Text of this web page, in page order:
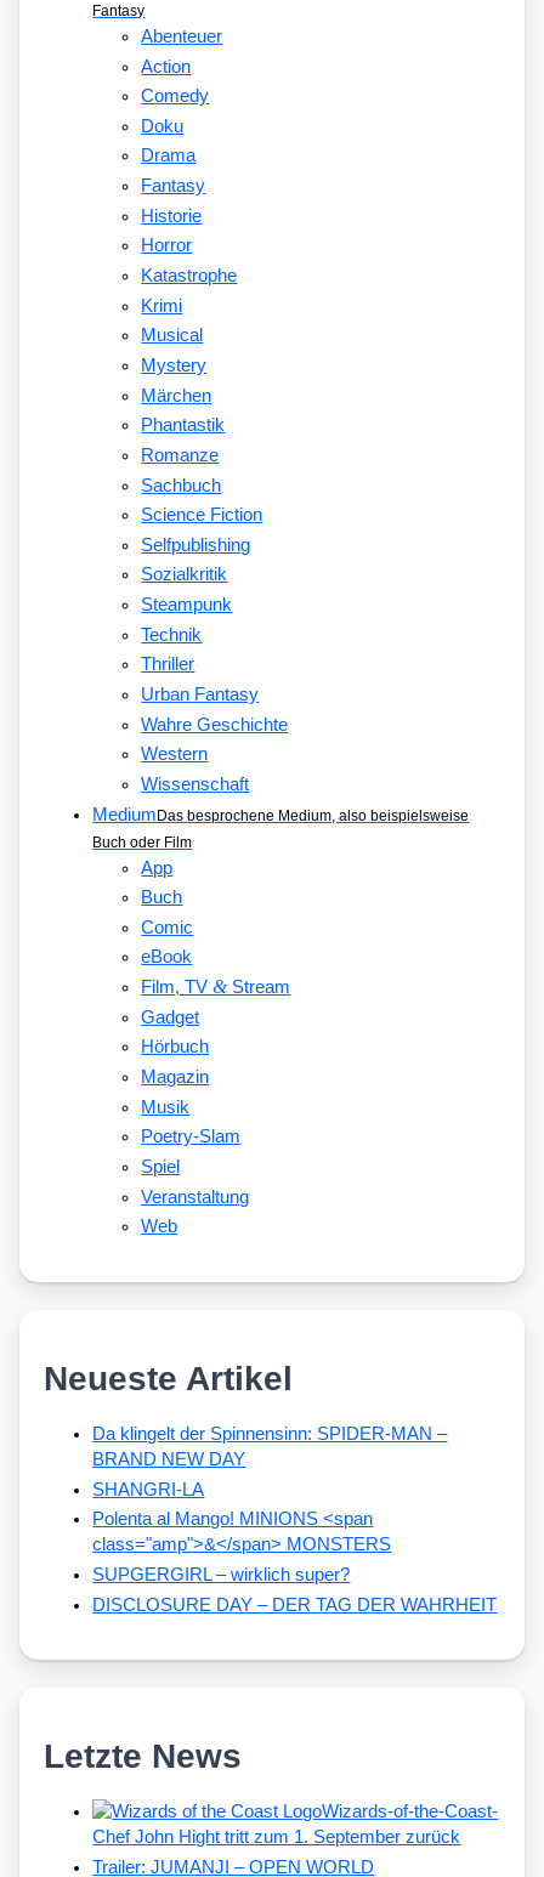
Fantasy
Abenteuer
Action
Comedy
Doku
Drama
Fantasy
Historie
Horror
Katastrophe
Krimi
Musical
Mystery
Märchen
Phantastik
Romanze
Sachbuch
Science Fiction
Selfpublishing
Sozialkritik
Steampunk
Technik
Thriller
Urban Fantasy
Wahre Geschichte
Western
Wissenschaft
MediumDas besprochene Medium, also beispielsweise
Buch oder Film
App
Buch
Comic
eBook
Film, TV&Stream
Gadget
Hörbuch
Magazin
Musik
Poetry-Slam
Spiel
Veranstaltung
Web
Neueste Artikel
Da klingelt der Spinnensinn: SPIDER-MAN –
BRAND NEW DAY
SHANGRI-LA
Polenta al Mango! MINIONS <span
class="amp">&</span> MONSTERS
SUPGERGIRL – wirklich super?
DISCLOSURE DAY – DER TAG DER WAHRHEIT
Letzte News
Wizards-of-the-Coast-
Chef John Hight tritt zum 1. September zurück
Trailer: JUMANJI – OPEN WORLD